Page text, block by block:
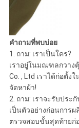
คำถามที่พบบ่อย
1. ถาม: เราเป็นใคร?
เราอยู่ในมณฑลกวาง
Co. , Ltd เราได้ก่อตั้ง
จัดหาผ้า!
2. ถาม: เราจะรับประ
เป็นตัวอย่างก่อนการ
ตรวจสอบขั้นสุดท้ายก่